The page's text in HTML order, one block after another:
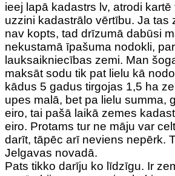
ieej lapā kadastrs lv, atrodi
uzzini kadastrālo vērtību. Ja tas
nav kopts, tad drīzumā dabūsi
nekustamā īpašuma nodokli,
lauksaikniecības zemi. Man
maksāt sodu tik pat lielu kā
kādus 5 gadus tirgojas 1,5 ha
upes malā, bet pa lielu summa,
eiro, tai pašā laikā zemes
eiro. Protams tur ne māju var
darīt, tāpēc arī neviens nepērk.
Jelgavas novadā.
Pats tikko darīju ko līdzīgu. Ir